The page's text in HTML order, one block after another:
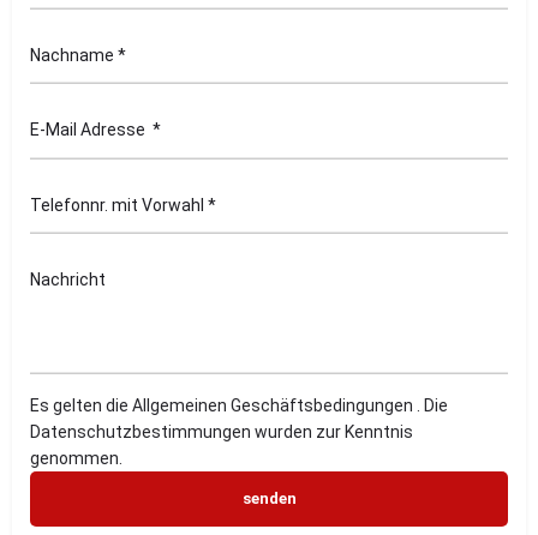
Es gelten die Allgemeinen Geschäftsbedingungen . Die
Datenschutzbestimmungen wurden zur Kenntnis
genommen.